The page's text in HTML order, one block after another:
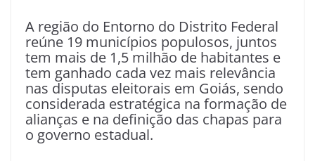
A região do Entorno do Distrito Federal
reúne 19 municípios populosos, juntos
tem mais de 1,5 milhão de habitantes e
tem ganhado cada vez mais relevância
nas disputas eleitorais em Goiás, sendo
considerada estratégica na formação de
alianças e na definição das chapas para
o governo estadual.